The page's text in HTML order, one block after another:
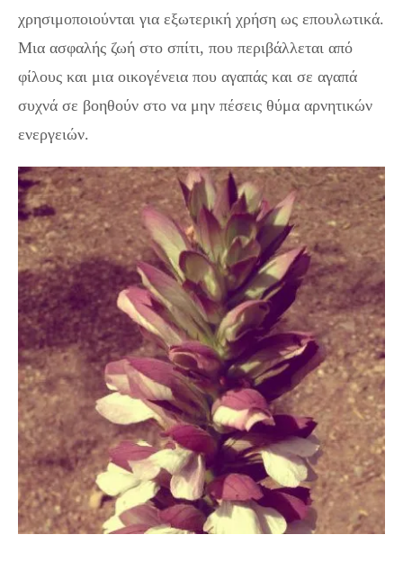
χρησιμοποιούνται για εξωτερική χρήση ως επουλωτικά.
Μια ασφαλής ζωή στο σπίτι, που περιβάλλεται από
φίλους και μια οικογένεια που αγαπάς και σε αγαπά
συχνά σε βοηθούν στο να μην πέσεις θύμα αρνητικών
ενεργειών.